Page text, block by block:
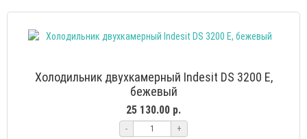
Холодильник двухкамерный Indesit DS 3200 E,
бежевый
25 130.00 р.
- +